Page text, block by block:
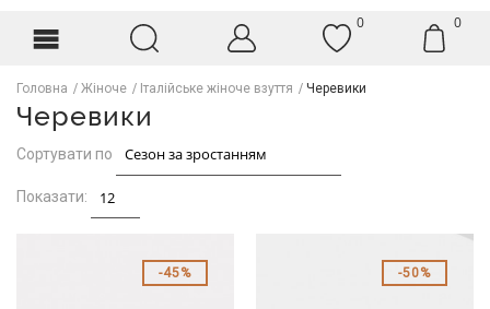
0 0
Головна Жіноче Італійське жіноче взуття Черевики
Черевики
Сортувати по
Показати:
45% 50%